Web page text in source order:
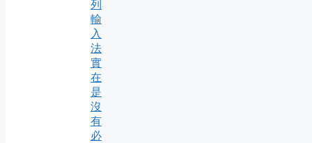
列
輸
入
法
實
在
是
沒
有
必